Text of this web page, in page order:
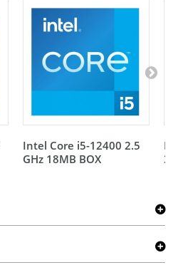
Intel Core i5-12400 2.5
GHz 18MB BOX
3.9